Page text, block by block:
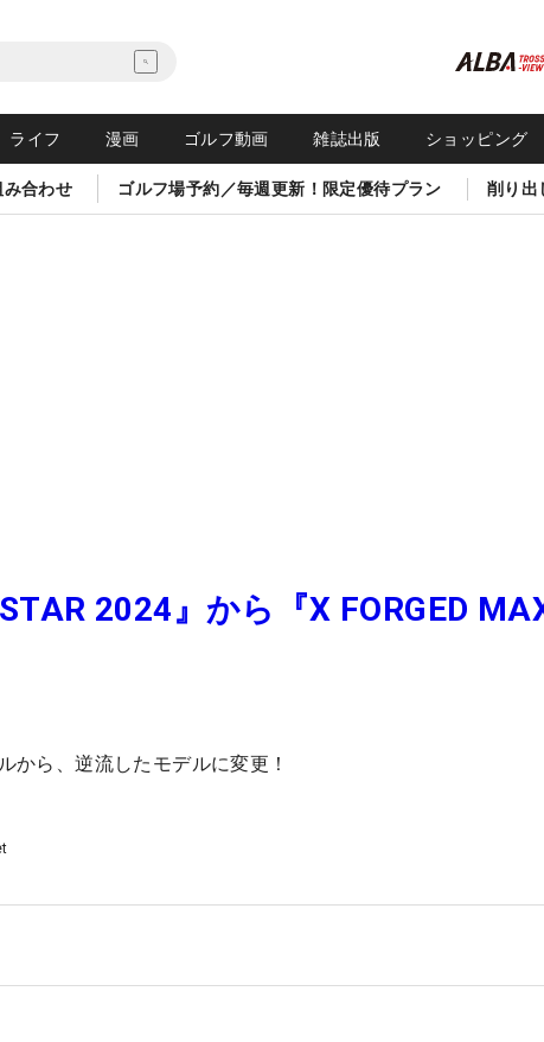
ライフ 漫画 ゴルフ動画 雑誌出版 ショッピング
み合わせ ゴルフ場予約／毎週更新！限定優待プラン 削り出
2024』から『X FORGED
から、逆流したモデルに変更！